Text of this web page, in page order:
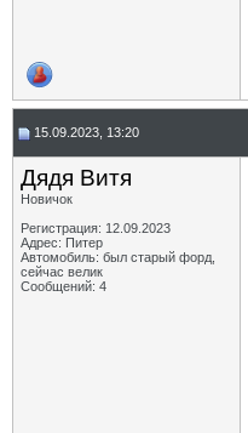
15.09.2023, 13:20
Дядя Витя
Новичок
Регистрация: 12.09.2023
Адрес: Питер
Автомобиль: был старый форд,
сейчас велик
Сообщений: 4